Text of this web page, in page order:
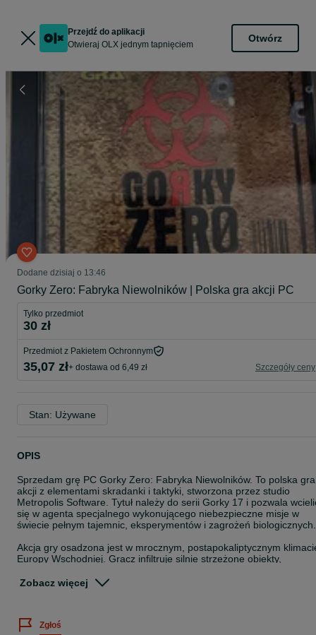
Przejdź do aplikacji
Otwieraj OLX jednym tapnięciem
Otwórz
Dodane dzisiaj o 13:46
Gorky Zero: Fabryka Niewolników | Polska gra akcji PC
Tylko przedmiot
30 zł
Przedmiot z Pakietem Ochronnym
35,07 zł+ dostawa od 6,49 zł Szczegóły ceny
Stan: Używane
OPIS
Sprzedam grę PC Gorky Zero: Fabryka Niewolników. To polska gra
akcji z elementami skradanki i taktyki, stworzona przez studio
Metropolis Software. Tytuł należy do serii Gorky 17 i pozwala
się w agenta specjalnego wykonującego niebezpieczne misje w
świecie pełnym tajemnic, eksperymentów i zagrożeń biologicznych.
Akcja gry osadzona jest w mrocznym, postapokaliptycznym
Europy Wschodniej. Gracz infiltruje silnie strzeżone obiekty,
wykonuje zadania wymagające planowania oraz refleksu.
Na życzenie mogę przesłać więcej zdjęć.
Zobacz więcej
Zgłoś